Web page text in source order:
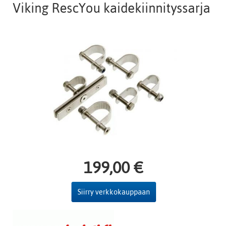
Viking RescYou kaidekiinnityssarja
199,00 €
Siirry verkkokauppaan